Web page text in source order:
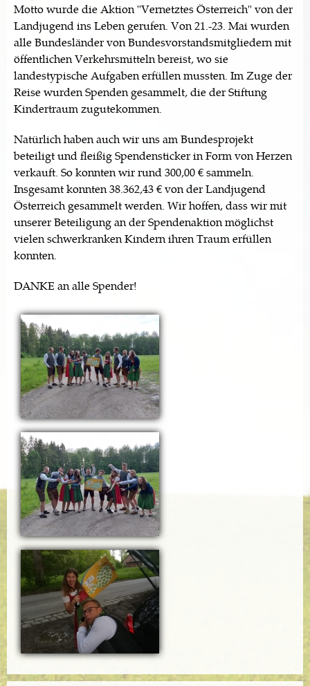
Motto wurde die Aktion "Vernetztes Österreich" von der
Landjugend ins Leben gerufen. Von 21.-23. Mai wurden
alle Bundesländer von Bundesvorstandsmitgliedern mit
öffentlichen Verkehrsmitteln bereist, wo sie
landestypische Aufgaben erfüllen mussten. Im Zuge der
Reise wurden Spenden gesammelt, die der Stiftung
Kindertraum zugutekommen.
Natürlich haben auch wir uns am Bundesprojekt
beteiligt und fleißig Spendensticker in Form von Herzen
verkauft. So konnten wir rund 300,00 € sammeln.
Insgesamt konnten 38.362,43 € von der Landjugend
Österreich gesammelt werden. Wir hoffen, dass wir mit
unserer Beteiligung an der Spendenaktion möglichst
vielen schwerkranken Kindern ihren Traum erfüllen
konnten.
DANKE an alle Spender!